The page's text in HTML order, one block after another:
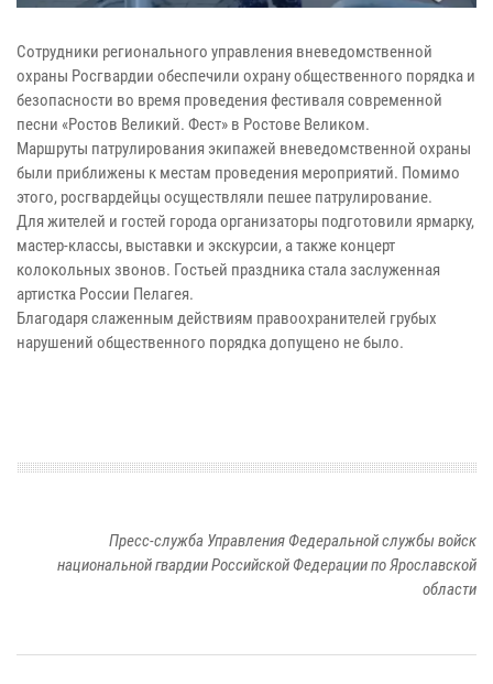
Сотрудники регионального управления вневедомственной
охраны Росгвардии обеспечили охрану общественного порядка и
безопасности во время проведения фестиваля современной
песни «Ростов Великий. Фест» в Ростове Великом.
Маршруты патрулирования экипажей вневедомственной охраны
были приближены к местам проведения мероприятий. Помимо
этого, росгвардейцы осуществляли пешее патрулирование.
Для жителей и гостей города организаторы подготовили ярмарку,
мастер-классы, выставки и экскурсии, а также концерт
колокольных звонов. Гостьей праздника стала заслуженная
артистка России Пелагея.
Благодаря слаженным действиям правоохранителей грубых
нарушений общественного порядка допущено не было.
Пресс-служба Управления Федеральной службы войск
национальной гвардии Российской Федерации по Ярославской
области